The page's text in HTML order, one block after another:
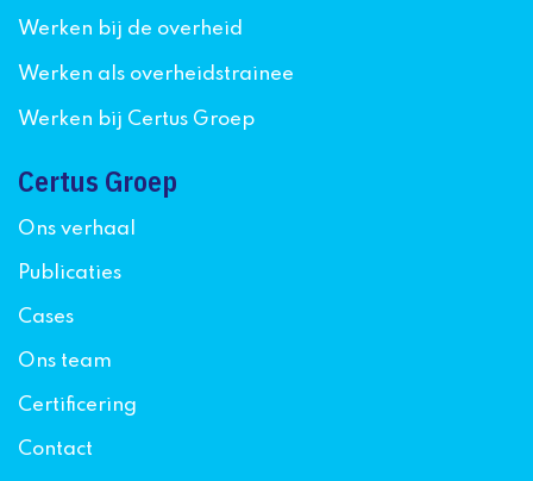
Werken bij de overheid
Werken als overheidstrainee
Werken bij Certus Groep
Certus Groep
Ons verhaal
Publicaties
Cases
Ons team
Certificering
Contact